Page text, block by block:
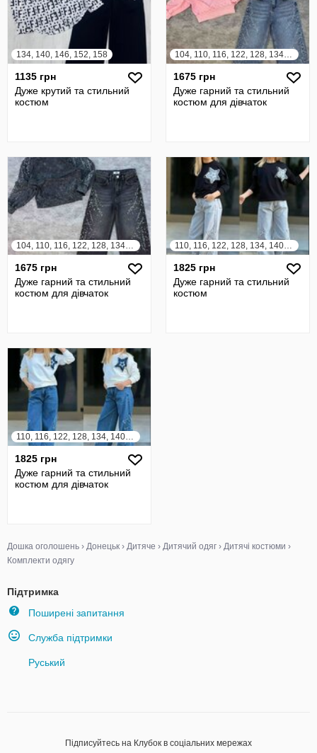
134, 140, 146, 152, 158
1135 грн
Дуже крутий та стильний
костюм
104, 110, 116, 122, 128, 134, 140, 146, 152
1675 грн
Дуже гарний та стильний
костюм для дівчаток
104, 110, 116, 122, 128, 134, 140, 146, 152
1675 грн
Дуже гарний та стильний
костюм для дівчаток
110, 116, 122, 128, 134, 140, 146, 152, 158
1825 грн
Дуже гарний та стильний
костюм
110, 116, 122, 128, 134, 140, 146, 152, 158
1825 грн
Дуже гарний та стильний
костюм для дівчаток
Дошка оголошень › Донецьк › Дитяче › Дитячий одяг › Дитячі костюми ›
Комплекти одягу
Підтримка
Поширені запитання
Служба підтримки
Руський
Підписуйтесь на Клубок в соціальних мережах